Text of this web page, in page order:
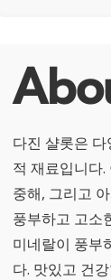
다진 샬롯은
적 재료입니다
중해, 그리고
풍부하고 고소
미네랄이 풍부
다. 맛있고 건